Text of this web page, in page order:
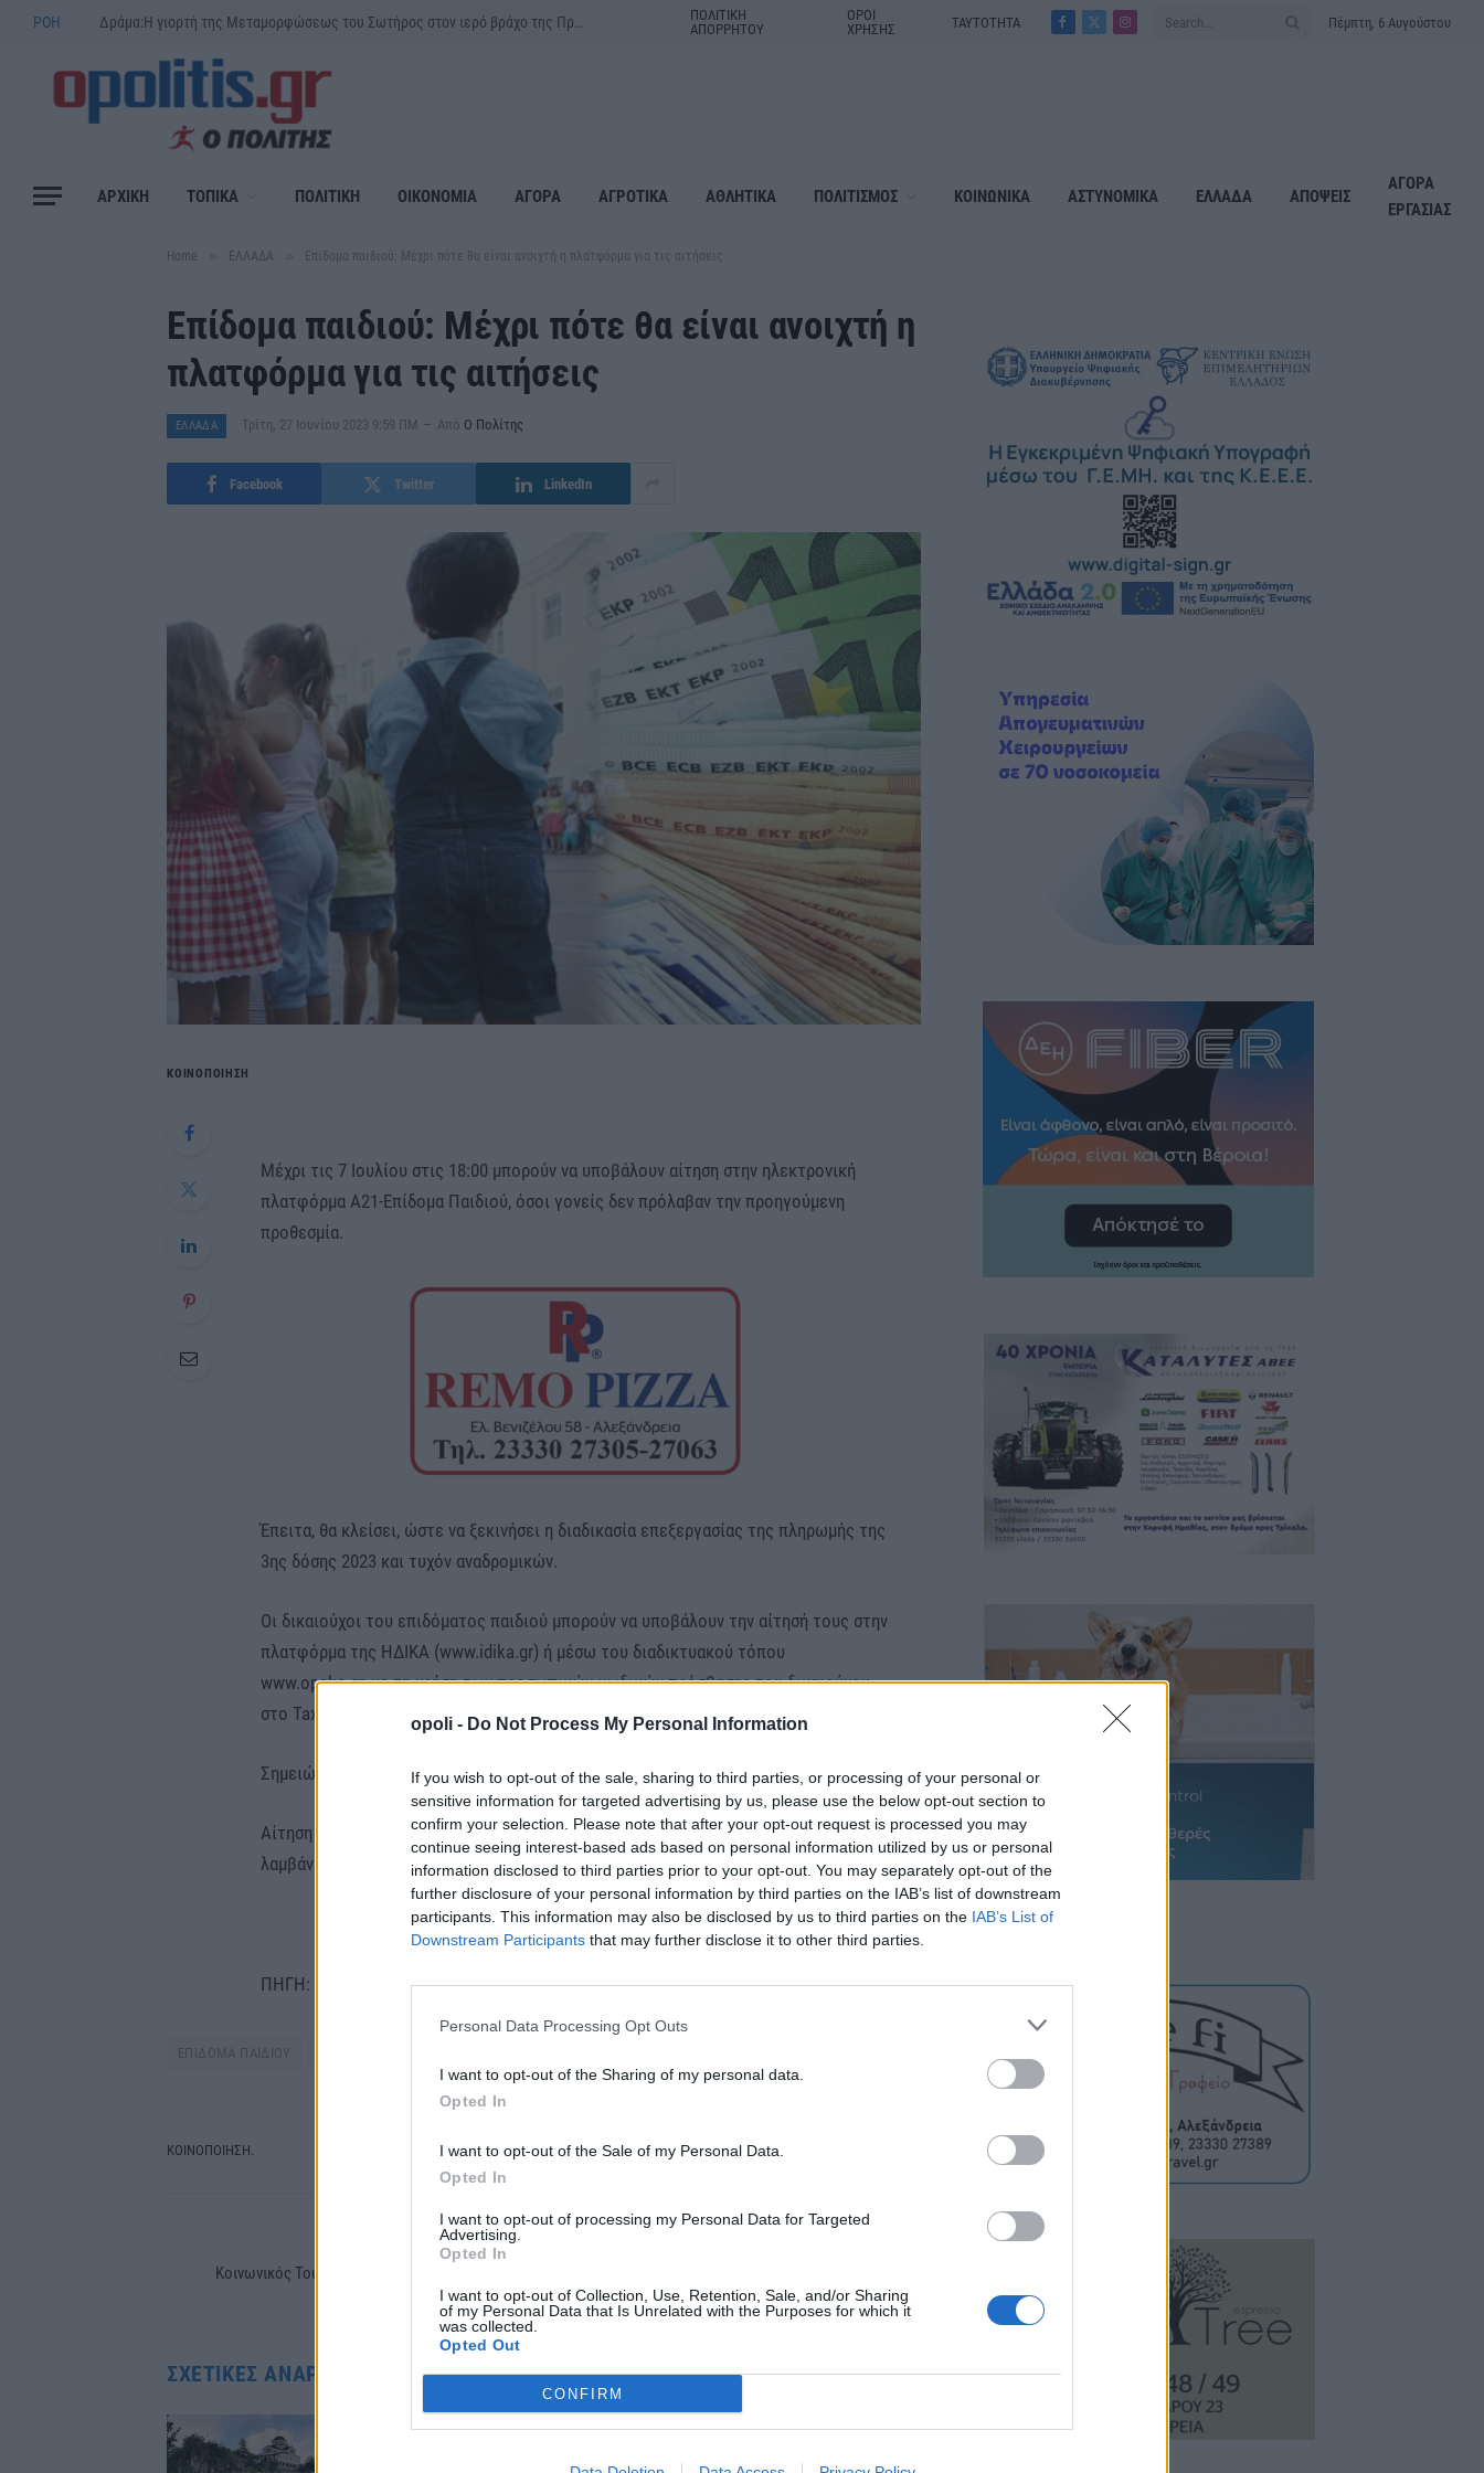
opoli - Do Not Process My Personal Information
If you wish to opt-out of the sale, sharing to third parties, or processing of your personal or
sensitive information for targeted advertising by us, please use the below opt-out section to
confirm your selection. Please note that after your opt-out request is processed you may
continue seeing interest-based ads based on personal information utilized by us or personal
information disclosed to third parties prior to your opt-out. You may separately opt-out of the
further disclosure of your personal information by third parties on the IAB’s list of downstream
participants. This information may also be disclosed by us to third parties on the IAB’s List of
Downstream Participants that may further disclose it to other third parties.
Personal Data Processing Opt Outs
I want to opt-out of the Sharing of my personal data.
Opted In
I want to opt-out of the Sale of my Personal Data.
Opted In
I want to opt-out of processing my Personal Data for Targeted
Advertising.
Opted In
I want to opt-out of Collection, Use, Retention, Sale, and/or Sharing
of my Personal Data that Is Unrelated with the Purposes for which it
was collected.
Opted Out
CONFIRM
ΡΟΗ
ΠΟΛΙΤΙΚΗ
ΑΠΟΡΡΗΤΟΥ
ΟΡΟΙ
ΧΡΗΣΗΣ
ΤΑΥΤΟΤΗΤΑ
Facebook
X
Instagram
Πέμπτη, 6 Αυγούστου
ΑΡΧΙΚΗ ΤΟΠΙΚΑ ΠΟΛΙΤΙΚΗ ΟΙΚΟΝΟΜΙΑ ΑΓΟΡΑ ΑΓΡΟΤΙΚΑ ΑΘΛΗΤΙΚΑ ΠΟΛΙΤΙΣΜΟΣ ΚΟΙΝΩΝΙΚΑ ΑΣΤΥΝΟΜΙΚΑ ΕΛΛΑΔΑ ΑΠΟΨΕΙΣ
ΑΓΟΡΑ
ΕΡΓΑΣΙΑΣ
Home ΕΛΛΑΔΑ Επίδομα παιδιού: Μέχρι πότε θα είναι ανοιχτή η πλατφόρμα για τις αιτήσεις
Επίδομα παιδιού: Μέχρι πότε θα είναι ανοιχτή η
πλατφόρμα για τις αιτήσεις
ΕΛΛΑΔΑ Τρίτη, 27 Ιουνίου 2023 9:59 ΠΜ Από Ο Πολίτης
Facebook Twitter LinkedIn
ΚΟΙΝΟΠΟΙΗΣΗ
Μέχρι τις 7 Ιουλίου στις 18:00 μπορούν να υποβάλουν αίτηση στην ηλεκτρονική
πλατφόρμα Α21-Επίδομα Παιδιού, όσοι γονείς δεν πρόλαβαν την προηγούμενη
προθεσμία.
Έπειτα, θα κλείσει, ώστε να ξεκινήσει η διαδικασία επεξεργασίας της πληρωμής της
3ης δόσης 2023 και τυχόν αναδρομικών.
Οι δικαιούχοι του επιδόματος παιδιού μπορούν να υποβάλουν την αίτησή τους στην
πλατφόρμα της ΗΔΙΚΑ (www.idika.gr) ή μέσω του διαδικτυακού τόπου
www.opeka.gr, με τη χρήση των προσωπικών κωδικών πρόσβασης του δικαιούχου
στο Taxisnet.
Σημειώνεται ότι, για να ολοκληρωθεί η αίτηση, πρέπει να υποβληθεί οριστικά.
Αίτηση που έχει αποθηκευτεί προσωρινά θεωρείται μη υποβληθείσα και δεν
λαμβάνεται υπόψη.
ΠΗΓΗ: CNN GREECE
ΕΠΙΔΟΜΑ ΠΑΙΔΙΟΥ
ΚΟΙΝΟΠΟΙΗΣΗ.
Twitter LinkedIn
PREVIOUS ARTICLE
Κοινωνικός Τουρισμός: Πώς θα κλείσετε τις
διακοπές σας
εργαζόμενοι
ΣΧΕΤΙΚΈΣ ΑΝΑΡΤΉΣΕΙΣ